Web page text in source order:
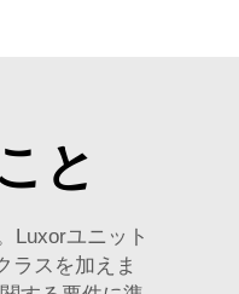
と
Luxorユニット
ラスを加えま